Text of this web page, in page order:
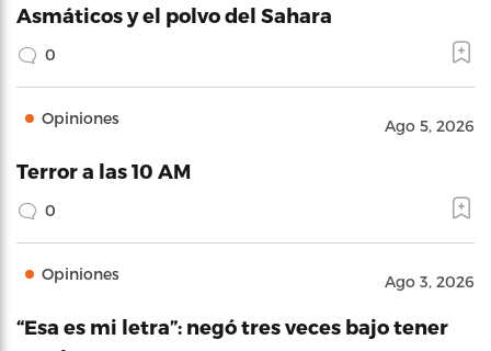
Asmáticos y el polvo del Sahara
0
Opiniones Ago 5, 2026
Terror a las 10 AM
0
Opiniones Ago 3, 2026
“Esa es mi letra”: negó tres veces bajo tener